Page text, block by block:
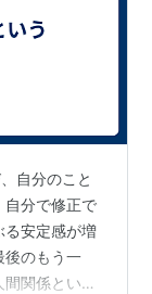
自分のこと
自分で修正で
る安定感が増
後のもう一
関係という